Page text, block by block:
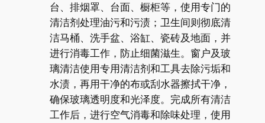
台、排烟罩、台面、橱柜等，使用专门的
清洁剂处理油污和污渍；卫生间则彻底清
洁马桶、洗手盆、浴缸、瓷砖及地面，并
进行消毒工作，防止细菌滋生。窗户及玻
璃清洁使用专用清洁剂和工具去除污垢和
水渍，再用干净的布或刮水器擦拭干净，
确保玻璃透明度和光泽度。完成所有清洁
工作后，进行空气消毒和除味处理，使用